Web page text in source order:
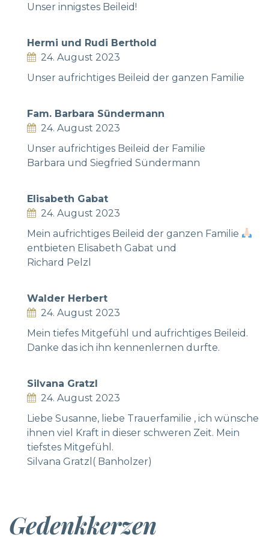
Unser innigstes Beileid!
Hermi und Rudi Berthold
24. August 2023
Unser aufrichtiges Beileid der ganzen Familie
Fam. Barbara Sündermann
24. August 2023
Unser aufrichtiges Beileid der Familie
Barbara und Siegfried Sündermann
Elisabeth Gabat
24. August 2023
Mein aufrichtiges Beileid der ganzen Familie
entbieten Elisabeth Gabat und
Richard Pelzl
Walder Herbert
24. August 2023
Mein tiefes Mitgefühl und aufrichtiges Beileid.
Danke das ich ihn kennenlernen durfte.
Silvana Gratzl
24. August 2023
Liebe Susanne, liebe Trauerfamilie , ich wünsche
ihnen viel Kraft in dieser schweren Zeit. Mein
tiefstes Mitgefühl.
Silvana Gratzl( Banholzer)
Gedenkkerzen